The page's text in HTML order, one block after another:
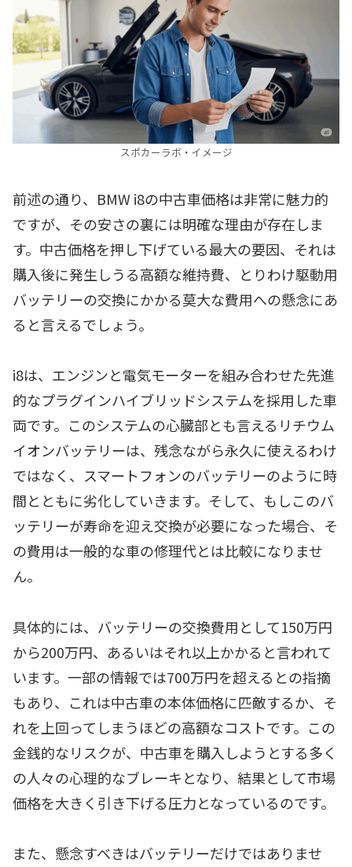
スポカーラボ・イメージ
前述の通り、BMW i8の中古車価格は非常に魅力的
ですが、その安さの裏には明確な理由が存在しま
す。中古価格を押し下げている最大の要因、それは
購入後に発生しうる高額な維持費、とりわけ駆動用
バッテリーの交換にかかる莫大な費用への懸念にあ
ると言えるでしょう。
i8は、エンジンと電気モーターを組み合わせた先進
的なプラグインハイブリッドシステムを採用した車
両です。このシステムの心臓部とも言えるリチウム
イオンバッテリーは、残念ながら永久に使えるわけ
ではなく、スマートフォンのバッテリーのように時
間とともに劣化していきます。そして、もしこのバ
ッテリーが寿命を迎え交換が必要になった場合、そ
の費用は一般的な車の修理代とは比較になりませ
ん。
具体的には、バッテリーの交換費用として150万円
から200万円、あるいはそれ以上かかると言われて
います。一部の情報では700万円を超えるとの指摘
もあり、これは中古車の本体価格に匹敵するか、そ
れを上回ってしまうほどの高額なコストです。この
金銭的なリスクが、中古車を購入しようとする多く
の人々の心理的なブレーキとなり、結果として市場
価格を大きく引き下げる圧力となっているのです。
また、懸念すべきはバッテリーだけではありませ